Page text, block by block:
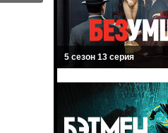
5 сезон 13 серия